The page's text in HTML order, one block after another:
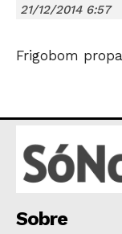
HOME
POLÍCIA
21/12/2014 6:57
Frigobom
Sobre